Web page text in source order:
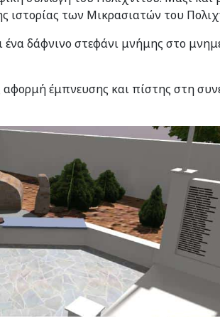
ιστορίας των Μικρασιατών του
δάφνινο στεφάνι μνήμης στο
αφορμή έμπνευσης και πίστης στη